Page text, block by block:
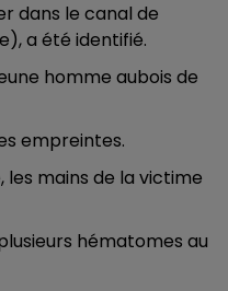
dans le canal de
a été identifié.
homme aubois de
empreintes.
mains de la victime
hématomes au